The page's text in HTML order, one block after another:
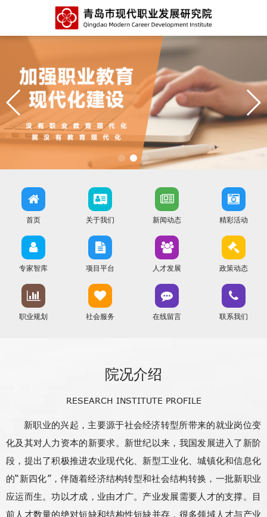
首页 关于我们 新闻动态 精彩活动
专家智库 项目平台 人才发展 政策动态
职业规划 社会服务 在线留言 联系我们
院况介绍
RESEARCH INSTITUTE PROFILE
新职业的兴起，主要源于社会经济转型所带来的就业岗位变
化及其对人力资本的新要求。新世纪以来，我国发展进入了新阶
段，提出了积极推进农业现代化、新型工业化、城镇化和信息化
的“新四化”，伴随着经济结构转型和社会结构转换，一批新职业
应运而生。功以才成，业由才广。产业发展需要人才的支撑。目
前人才数量的绝对短缺和结构性短缺并存，很多领域人才与产业